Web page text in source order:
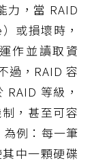
力，當 RAID
或損壞時，
作並讀取資
過，RAID 容
等級，
，甚至可容
例：每一筆
中一顆硬碟